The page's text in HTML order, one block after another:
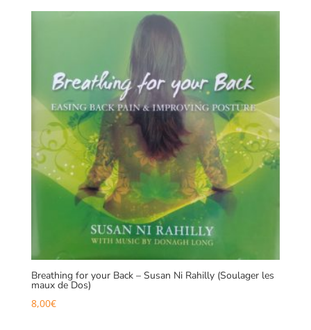
Breathing for your Back – Susan Ni Rahilly (Soulager les
maux de Dos)
8,00€